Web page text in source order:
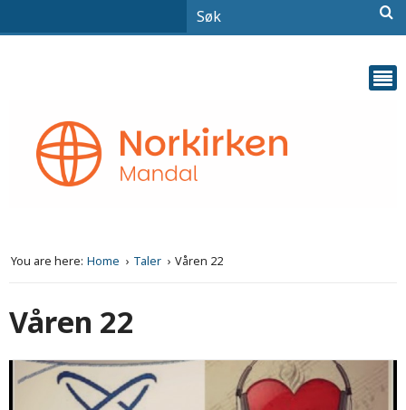
You are here: Home Taler Våren 22
Våren 22